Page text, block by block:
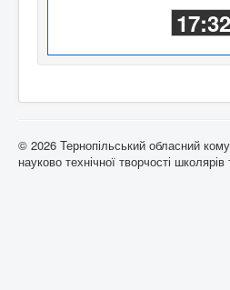
17:32
© 2026 Тернопільський обласний
науково технічної творчості